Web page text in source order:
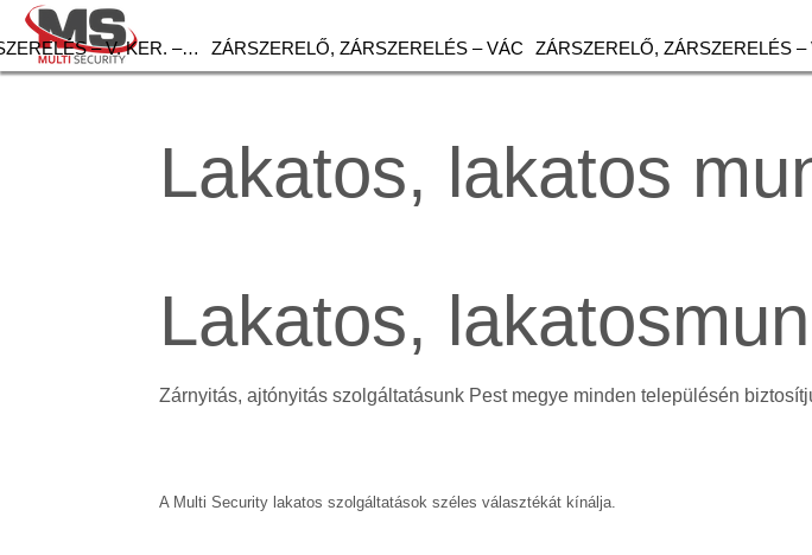
– V. KER. –… ZÁRSZERELŐ, ZÁRSZERELÉS – VÁC ZÁRSZERELŐ, ZÁRSZERELÉS
Lakatos, lakatos
Lakatos,
Zárnyitás, ajtónyitás szolgáltatásunk Pest megye minden településén
A Multi Security lakatos szolgáltatások széles választékát kínálja.